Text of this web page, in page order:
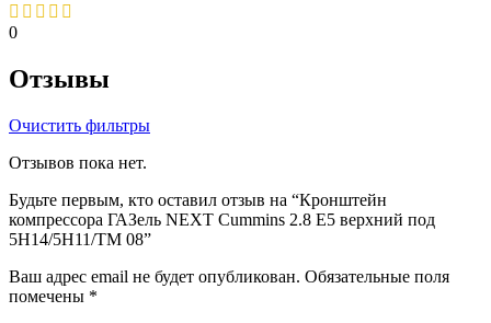
0
Отзывы
Очистить фильтры
Отзывов пока нет.
Будьте первым, кто оставил отзыв на “Кронштейн
компрессора ГАЗель NEXT Cummins 2.8 Е5 верхний под
5H14/5Н11/ТМ 08”
Ваш адрес email не будет опубликован. Обязательные поля
помечены *